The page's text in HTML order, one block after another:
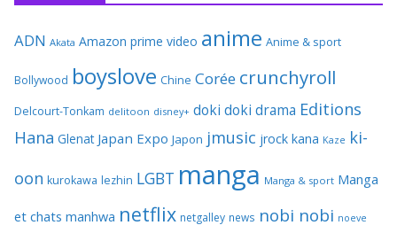
ADN Akata Amazon prime video anime Anime & sport
Bollywood boyslove Chine Corée crunchyroll
Delcourt-Tonkam delitoon disney+ doki doki drama Editions
Hana Glenat Japan Expo Japon jmusic jrock kana Kaze ki-
oon kurokawa lezhin LGBT manga Manga & sport Manga
et chats manhwa netflix netgalley news nobi nobi noeve